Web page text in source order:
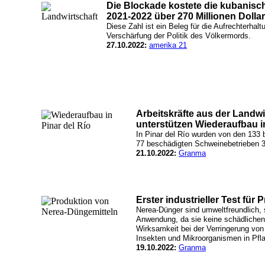
Die Blockade kostete die
2021-2022 über 270 Millionen Dollar
Diese Zahl ist ein Beleg für die
Verschärfung der Politik des Völkermords.
27.10.2022: amerika 21
Arbeitskräfte aus der
unterstützen Wiederaufbau
In Pinar del Río wurden von den
77 beschädigten Schweinebetrieben
21.10.2022: Granma
Erster industrieller Test für
Nerea-Dünger sind
Anwendung, da sie keine
Wirksamkeit bei der Verringerung
Insekten und Mikroorganismen in
19.10.2022: Granma